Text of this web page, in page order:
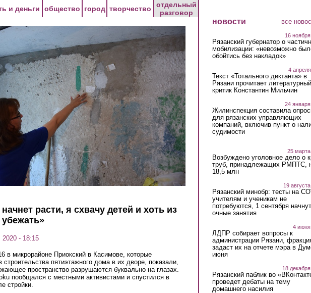
и деньги общество город творчество
отдельный
разговор
расти, я схвачу детей и хоть из
2020 - 18:15
микрорайоне Приокский в Касимове, которые
строительства пятиэтажного дома в их дворе, показали,
пространство разрушаются буквально на глазах.
пообщался с местными активистами и спустился в
стройки.
новости все
16
Рязанский губернатор о
мобилизации: «невозможно
обойтись без накладок»
4
Текст «Тотального диктанта» в
Рязани прочитает литературный
критик Константин Мильчин
24
Жилинспекция составила
для рязанских управляющих
компаний, включив пункт о
судимости
25
Возбуждено уголовное дело о
труб, принадлежащих РМПТС,
18,5 млн
19
Рязанский минобр: тесты на
учителям и ученикам не
потребуются, 1 сентября
очные занятия
4 июня
ЛДПР собирает вопросы к
администрации Рязани,
задаст их на отчете мэра в
июня
18
Рязанский паблик во
проведет дебаты на тему
домашнего насилия